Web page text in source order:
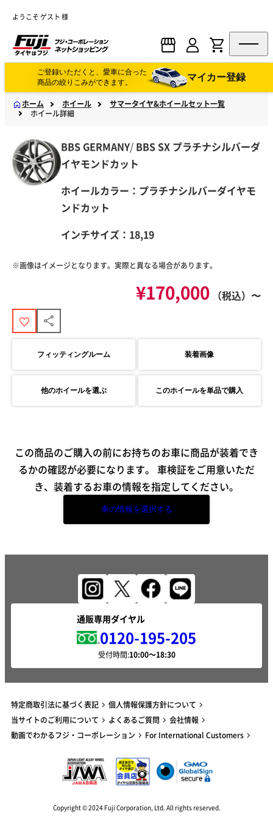
ようこそ ゲスト 様
ご登録いただくと、愛車に合った
商品の絞りこみができます。
マイカー登録
ホーム ホイール
サマータイヤ&ホイールセット一覧
ホイール詳細
BBS GERMANY/ BBS SX プラチナシルバーダ
イヤモンドカット
ホイールカラー：プラチナシルバーダイヤモ
ンドカット
インチサイズ：18,19
※画像はイメージとなります。実際と異なる場合があります。
¥170,000 （税込）〜
フィッティングルーム 装着画像
他のホイールを選ぶ このホイールを単品で購入
この商品のご購入の前にお持ちのお車に商品が装着でき
るかの確認が必要になります。 車検証をご用意いただ
き、装着するお車の情報を指定してください。
車の情報を選択する
通販専用ダイヤル
0120-195-205
受付時間:
特定商取引法に基づく表記
個人情報保護方針について
当サイトのご利用について
よくあるご質問
会社情報
動画でわかるフジ・コーポレーション
For International Customers
Copyright © 2024 Fuji Corporation, Ltd. All rights reserved.